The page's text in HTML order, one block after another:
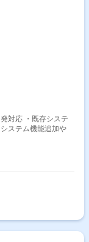
対応 ・既存システ
ステム機能追加や